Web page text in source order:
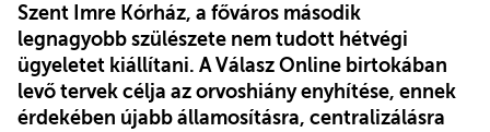
Szent Imre Kórház, a főváros második
legnagyobb szülészete nem tudott hétvégi
ügyeletet kiállítani. A Válasz Online birtokában
levő tervek célja az orvoshiány enyhítése, ennek
érdekében újabb államosításra, centralizálásra